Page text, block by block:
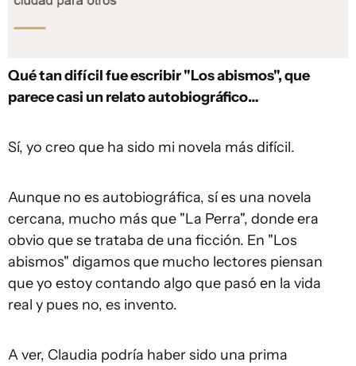
Qué tan difícil fue escribir "Los abismos", que
parece casi un relato autobiográfico…
Sí, yo creo que ha sido mi novela más difícil.
Aunque no es autobiográfica, sí es una novela
cercana, mucho más que "La Perra", donde era
obvio que se trataba de una ficción. En "Los
abismos" digamos que mucho lectores piensan
que yo estoy contando algo que pasó en la vida
real y pues no, es invento.
A ver, Claudia podría haber sido una prima